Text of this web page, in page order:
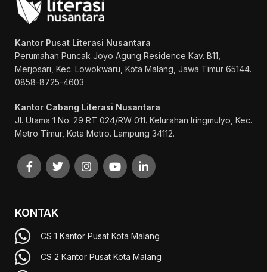
Kantor Pusat Literasi Nusantara
Perumahan Puncak Joyo Agung Residence Kav. B11,
Merjosari, Kec. Lowokwaru, Kota Malang, Jawa Timur 65144.
0858-8725-4603
Kantor Cabang Literasi Nusantara
Jl. Utama 1 No. 29 RT 024/RW 011. Kelurahan Iringmulyo, Kec.
Metro Timur, Kota Metro. Lampung 34112.
KONTAK
CS 1 Kantor Pusat Kota Malang
CS 2 Kantor Pusat Kota Malang